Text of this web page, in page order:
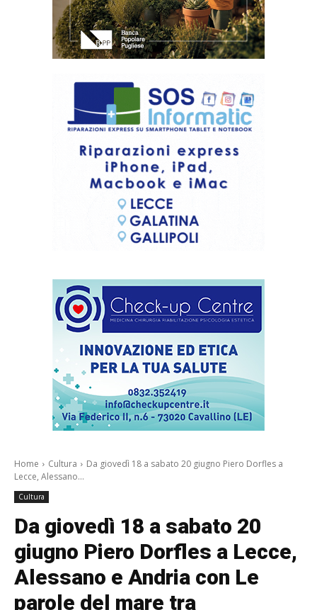
Home Cultura
Da giovedì 18 a sabato 20 giugno Piero Dorfles a
Lecce, Alessano...
Cultura
Da giovedì 18 a sabato 20
giugno Piero Dorfles a Lecce,
Alessano e Andria con Le
parole del mare tra